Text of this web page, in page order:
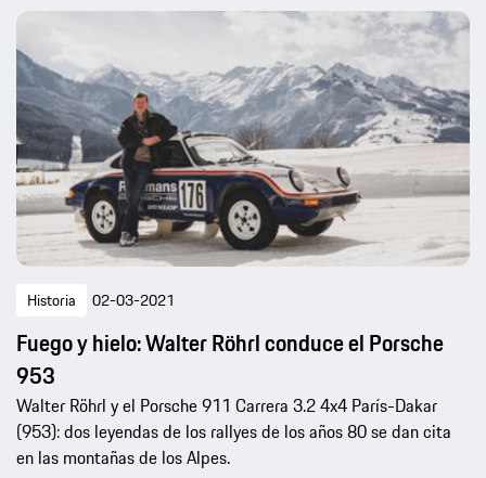
Historia 02-03-2021
Fuego y hielo: Walter Röhrl conduce el Porsche
953
Walter Röhrl y el Porsche 911 Carrera 3.2 4x4 París-Dakar
(953): dos leyendas de los rallyes de los años 80 se dan cita
en las montañas de los Alpes.